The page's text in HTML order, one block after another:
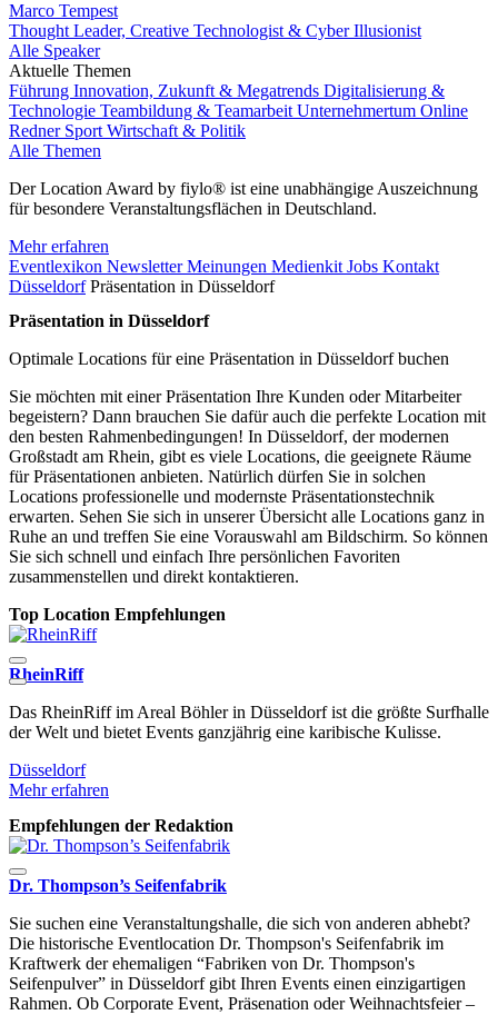
Marco Tempest
Thought Leader, Creative Technologist & Cyber Illusionist
Alle Speaker
Aktuelle Themen
Führung Innovation, Zukunft & Megatrends Digitalisierung &
Technologie Teambildung & Teamarbeit Unternehmertum Online
Redner Sport Wirtschaft & Politik
Alle Themen
Der Location Award by fiylo® ist eine unabhängige Auszeichnung
für besondere Veranstaltungsflächen in Deutschland.
Mehr erfahren
Eventlexikon NewsletterMeinungen Medienkit Jobs Kontakt
Düsseldorf Präsentation in Düsseldorf
Präsentation in Düsseldorf
Optimale Locations für eine Präsentation in Düsseldorf buchen
Sie möchten mit einer Präsentation Ihre Kunden oder Mitarbeiter
begeistern? Dann brauchen Sie dafür auch die perfekte Location mit
den besten Rahmenbedingungen! In Düsseldorf, der modernen
Großstadt am Rhein, gibt es viele Locations, die geeignete Räume
für Präsentationen anbieten. Natürlich dürfen Sie in solchen
Locations professionelle und modernste Präsentationstechnik
erwarten. Sehen Sie sich in unserer Übersicht alle Locations ganz in
Ruhe an und treffen Sie eine Vorauswahl am Bildschirm. So können
Sie sich schnell und einfach Ihre persönlichen Favoriten
zusammenstellen und direkt kontaktieren.
Top Location Empfehlungen
RheinRiff
Das RheinRiff im Areal Böhler in Düsseldorf ist die größte Surfhalle
der Welt und bietet Events ganzjährig eine karibische Kulisse.
Düsseldorf
Mehr erfahren
Empfehlungen der Redaktion
Dr. Thompson’s Seifenfabrik
Sie suchen eine Veranstaltungshalle, die sich von anderen abhebt?
Die historische Eventlocation Dr. Thompson's Seifenfabrik im
Kraftwerk der ehemaligen “Fabriken von Dr. Thompson's
Seifenpulver” in Düsseldorf gibt Ihren Events einen einzigartigen
Rahmen. Ob Corporate Event, Präsenation oder Weihnachtsfeier –